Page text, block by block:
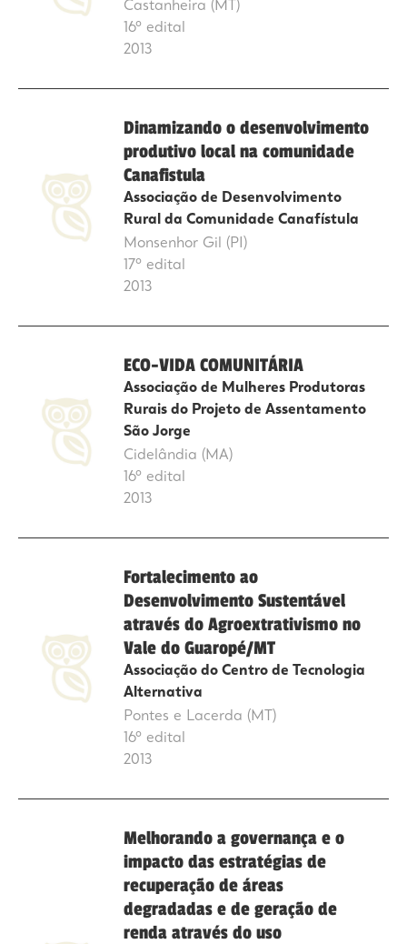
Castanheira (MT)
16º edital
2013
Dinamizando o desenvolvimento
produtivo local na comunidade
Canafistula
Associação de Desenvolvimento
Rural da Comunidade Canafístula
Monsenhor Gil (PI)
17º edital
2013
ECO-VIDA COMUNITÁRIA
Associação de Mulheres Produtoras
Rurais do Projeto de Assentamento
São Jorge
Cidelândia (MA)
16º edital
2013
Fortalecimento ao
Desenvolvimento Sustentável
através do Agroextrativismo no
Vale do Guaropé/MT
Associação do Centro de Tecnologia
Alternativa
Pontes e Lacerda (MT)
16º edital
2013
Melhorando a governança e o
impacto das estratégias de
recuperação de áreas
degradadas e de geração de
renda através do uso